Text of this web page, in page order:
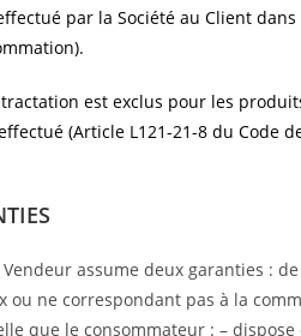
par la Société au Client
est exclus pour les
(Article L121-21-8 du Code
assume deux garanties :
ou ne correspondant pas à la
que le consommateur : –